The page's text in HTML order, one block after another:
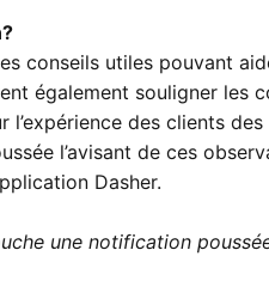
conseils utiles pouvant
également souligner les
des clients
l’avisant de ces
Dasher.
une notification